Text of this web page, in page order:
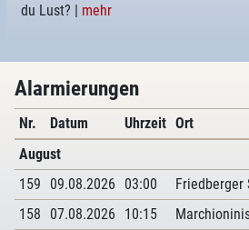
du Lust? | mehr
Alarmierungen
Nr. Datum Uhrzeit Ort
August
159
09.08.2026 03:00 Friedberger
158
07.08.2026 10:15